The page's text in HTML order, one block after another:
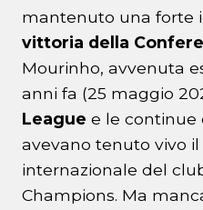
mantenuto una forte
vittoria della
Mourinho, avvenuta
anni fa (25 maggio
League e le continue
avevano tenuto vivo
internazionale del
Champions. Ma